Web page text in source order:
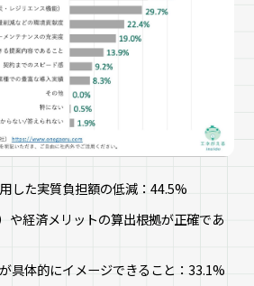
した実質負担額の低減：44.5%
や経済メリットの算出根拠が正確であ
具体的にイメージできること：33.1%